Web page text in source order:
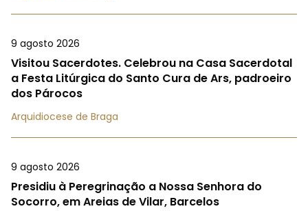
9 agosto 2026
Visitou Sacerdotes. Celebrou na Casa Sacerdotal
a Festa Litúrgica do Santo Cura de Ars, padroeiro
dos Párocos
Arquidiocese de Braga
9 agosto 2026
Presidiu à Peregrinação a Nossa Senhora do
Socorro, em Areias de Vilar, Barcelos